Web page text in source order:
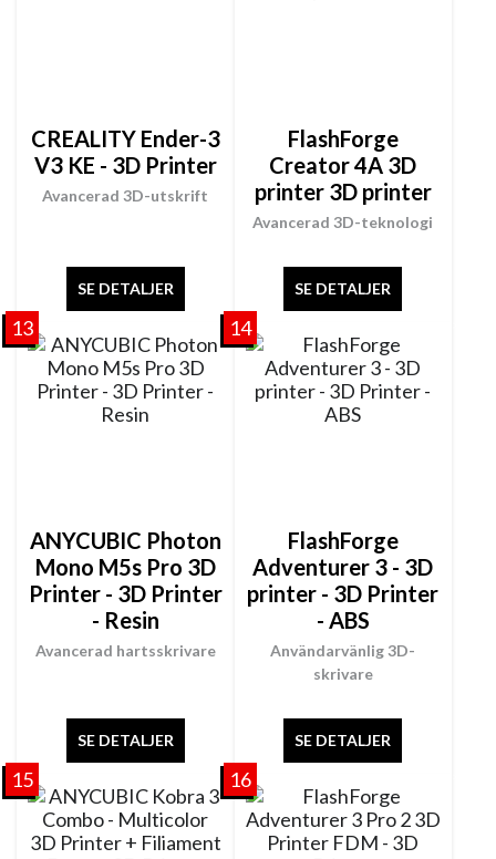
Avancerad 3D-utskrift
CREALITY Ender-3
V3 KE - 3D Printer
SE DETALJER
Avancerad 3D-teknologi
FlashForge
Creator 4A 3D
printer 3D printer
SE DETALJER
13
Avancerad hartsskrivare
ANYCUBIC Photon
Mono M5s Pro 3D
Printer - 3D Printer
- Resin
SE DETALJER
14
Användarvänlig 3D-
skrivare
FlashForge
Adventurer 3 - 3D
printer - 3D Printer
- ABS
SE DETALJER
15 16